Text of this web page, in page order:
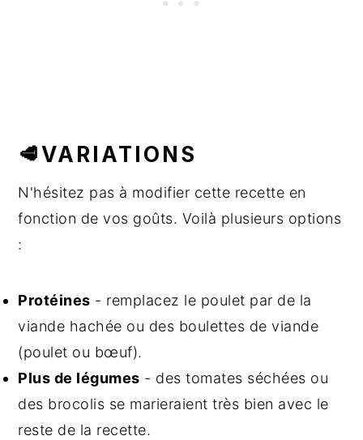
🥩VARIATIONS
N'hésitez pas à modifier cette recette en
fonction de vos goûts. Voilà plusieurs options
:
Protéines - remplacez le poulet par de la
viande hachée ou des boulettes de viande
(poulet ou bœuf).
Plus de légumes - des tomates séchées ou
des brocolis se marieraient très bien avec le
reste de la recette.